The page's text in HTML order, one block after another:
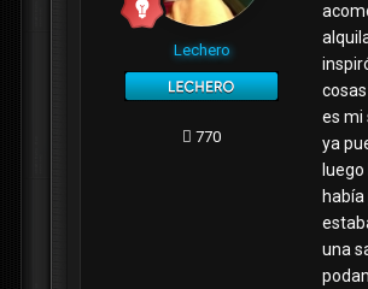
Lechero
770
es mi
ya
una